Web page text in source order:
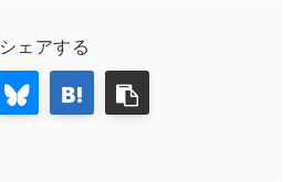
シェアする